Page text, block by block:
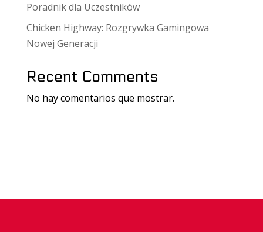
Poradnik dla Uczestników
Chicken Highway: Rozgrywka Gamingowa
Nowej Generacji
Recent Comments
No hay comentarios que mostrar.